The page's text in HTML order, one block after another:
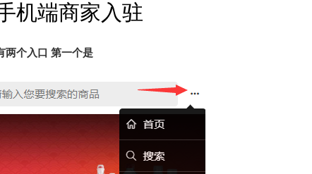
机端商家入驻
两个入口 第一个是